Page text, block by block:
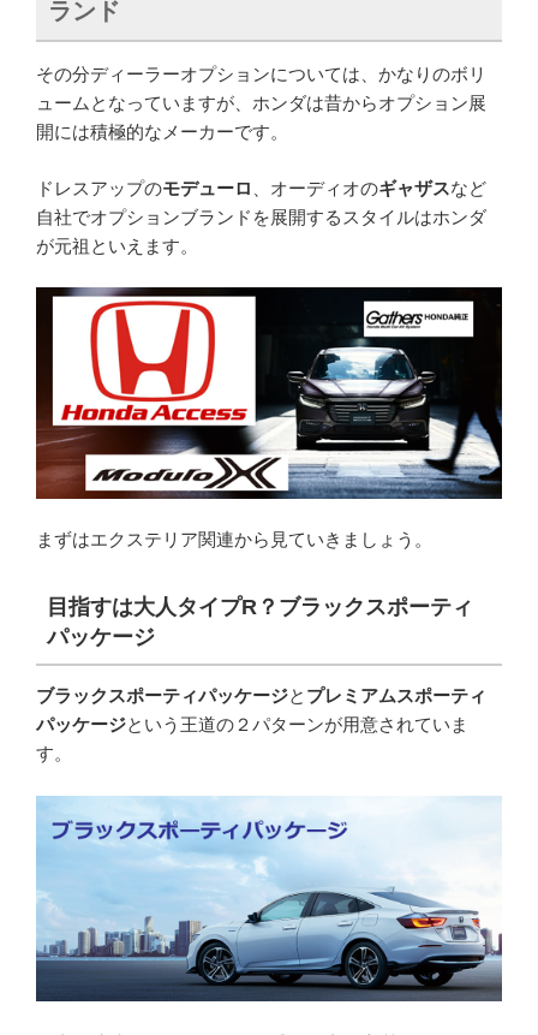
ランド
その分ディーラーオプションについては、かなりのボリ
ュームとなっていますが、ホンダは昔からオプション展
開には積極的なメーカーです。
ドレスアップのモデューロ 、オーディオのギャザスなど
自社でオプションブランドを展開するスタイルはホンダ
が元祖といえます。
まずはエクステリア関連から見ていきましょう。
目指すは大人タイプR？ブラックスポーティ
パッケージ
ブラックスポーティパッケージと プレミアムスポーティ
パッケージという王道の２パターンが用意されていま
す。